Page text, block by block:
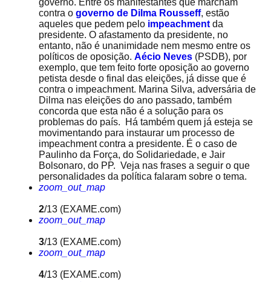
governo. Entre os manifestantes que marcham
contra o governo de Dilma Rousseff, estão
aqueles que pedem pelo impeachment da
presidente. O afastamento da presidente, no
entanto, não é unanimidade nem mesmo entre os
políticos de oposição. Aécio Neves (PSDB), por
exemplo, que tem feito forte oposição ao governo
petista desde o final das eleições, já disse que é
contra o impeachment. Marina Silva, adversária de
Dilma nas eleições do ano passado, também
concorda que esta não é a solução para os
problemas do país. Há também quem já esteja se
movimentando para instaurar um processo de
impeachment contra a presidente. É o caso de
Paulinho da Força, do Solidariedade, e Jair
Bolsonaro, do PP. Veja nas frases a seguir o que
personalidades da política falaram sobre o tema.
zoom_out_map
2/13 (EXAME.com)
zoom_out_map
3/13 (EXAME.com)
zoom_out_map
4/13 (EXAME.com)